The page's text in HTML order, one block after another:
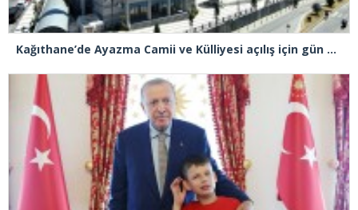
Kağıthane’de Ayazma Camii ve Külliyesi açılış için gün sayıyor